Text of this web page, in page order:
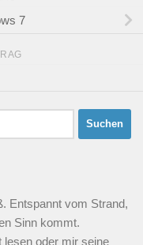
7
Entspannt vom Strand,
Sinn kommt.
lesen oder mir seine